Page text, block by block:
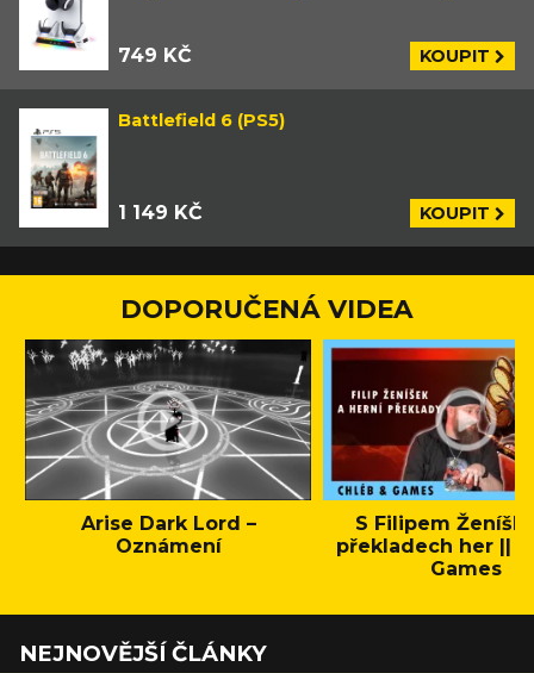
749 KČ KOUPIT
Battlefield 6 (PS5)
1 149 KČ KOUPIT
DOPORUČENÁ VIDEA
Arise Dark Lord –
Oznámení
S Filipem
překladech her ||
Games
NEJNOVĚJŠÍ ČLÁNKY